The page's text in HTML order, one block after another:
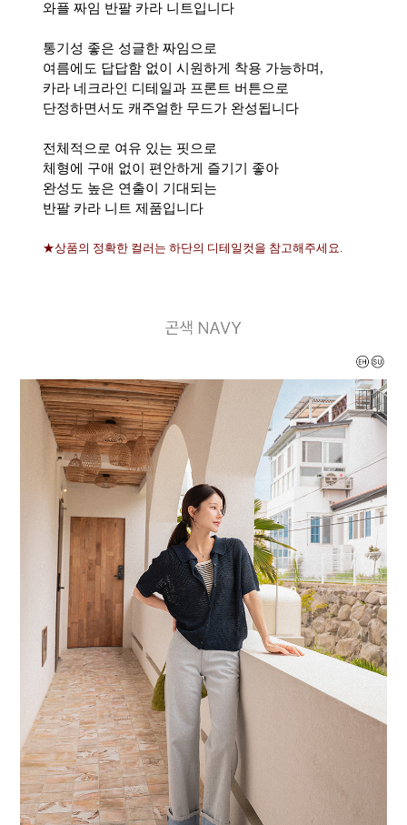
와플 짜임 반팔 카라 니트입니다
통기성 좋은 성글한 짜임으로
여름에도 답답함 없이 시원하게 착용 가능하며,
카라 네크라인 디테일과 프론트 버튼으로
단정하면서도 캐주얼한 무드가 완성됩니다
전체적으로 여유 있는 핏으로
체형에 구애 없이 편안하게 즐기기 좋아
완성도 높은 연출이 기대되는
반팔 카라 니트 제품입니다
★상품의 정확한 컬러는 하단의 디테일컷을 참고해주세요.